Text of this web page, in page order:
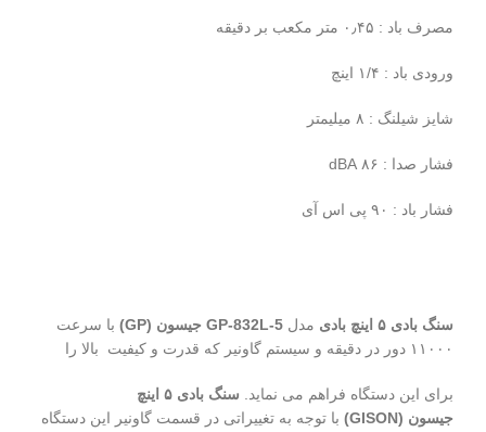
مصرف باد : ۰٫۴۵ متر مکعب بر دقیقه
ورودی باد : ۱/۴ اینچ
شایز شیلنگ : ۸ میلیمتر
فشار صدا : ۸۶ dBA
فشار باد : ۹۰ پی اس آی
سنگ بادی ۵ اینچ بادی مدل
با سرعت
۱۱۰۰۰ دور در دقیقه و سیستم گاونیر که قدرت و کیفیت بالا را
برای این دستگاه فراهم می نماید.
سنگ بادی ۵ اینچ
جیسون (GISON)
با توجه به تغییراتی در قسمت گاونیر این دستگاه